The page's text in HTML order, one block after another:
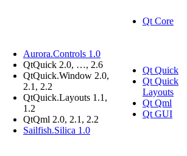
Qt Core
Aurora.Controls 1.0
QtQuick 2.0, …, 2.6
QtQuick.Window 2.0,
2.1, 2.2
QtQuick.Layouts 1.1,
1.2
QtQml 2.0, 2.1, 2.2
Sailfish.Silica 1.0
Qt Quick
Qt Quick
Layouts
Qt Qml
Qt GUI